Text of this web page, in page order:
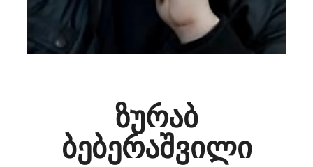
ზურაბ
ბებერაშვილი